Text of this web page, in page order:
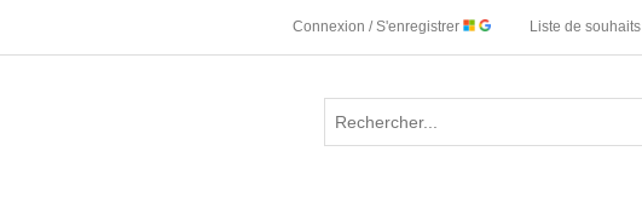
Connexion / S'enregistrer Liste de souhaits